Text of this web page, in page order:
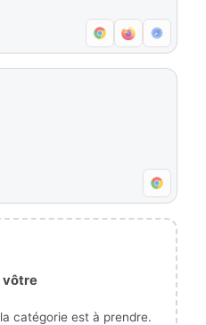
vôtre
catégorie est à prendre.